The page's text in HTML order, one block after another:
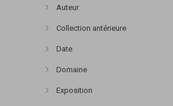
Afficher plus
Auteur
Afficher plus
Collection antérieure
Afficher plus
Date
Afficher plus
Domaine
Afficher plus
Exposition